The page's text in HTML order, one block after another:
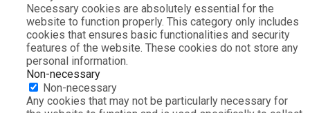
Necessary cookies are absolutely essential for the
website to function properly. This category only includes
cookies that ensures basic functionalities and security
features of the website. These cookies do not store any
personal information.
Non-necessary
Non-necessary
Any cookies that may not be particularly necessary for